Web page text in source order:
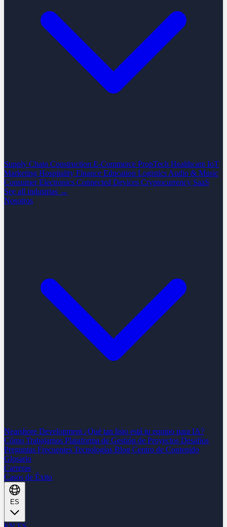
Supply Chain Construction E-Commerce PropTech Healthcare IoT
Marketing Hospitality Finance Education Logistics Audio & Music
Consumer Electronics Connected Devices Cryptocurrency SaaS
See all industrias →
Nosotros
Nearshore Development ¿Qué tan listo está tu equipo para IA?
Cómo Trabajamos Plataforma de Gestión de Proyectos Desafíos
Preguntas Frecuentes Tecnologías Blog Centro de Contenido
Glosario
Carreras
Casos de Éxito